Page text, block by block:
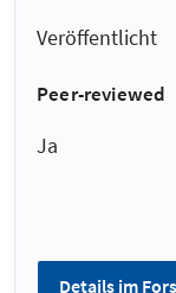
Veröffentlicht
Peer-reviewed
Ja
Details im